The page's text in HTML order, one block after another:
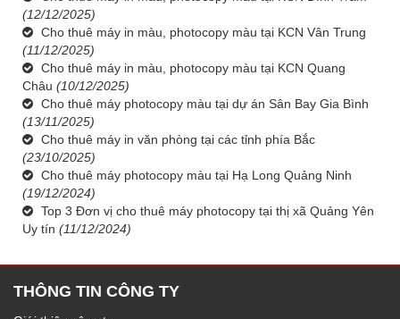
(12/12/2025)
Cho thuê máy in màu, photocopy màu tại KCN Vân Trung
(11/12/2025)
Cho thuê máy in màu, photocopy màu tại KCN Quang
Châu (10/12/2025)
Cho thuê máy photocopy màu tại dự án Sân Bay Gia Bình
(13/11/2025)
Cho thuê máy in văn phòng tại các tỉnh phía Bắc
(23/10/2025)
Cho thuê máy photocopy màu tại Hạ Long Quảng Ninh
(19/12/2024)
Top 3 Đơn vị cho thuê máy photocopy tại thị xã Quảng Yên
Uy tín (11/12/2024)
THÔNG TIN CÔNG TY